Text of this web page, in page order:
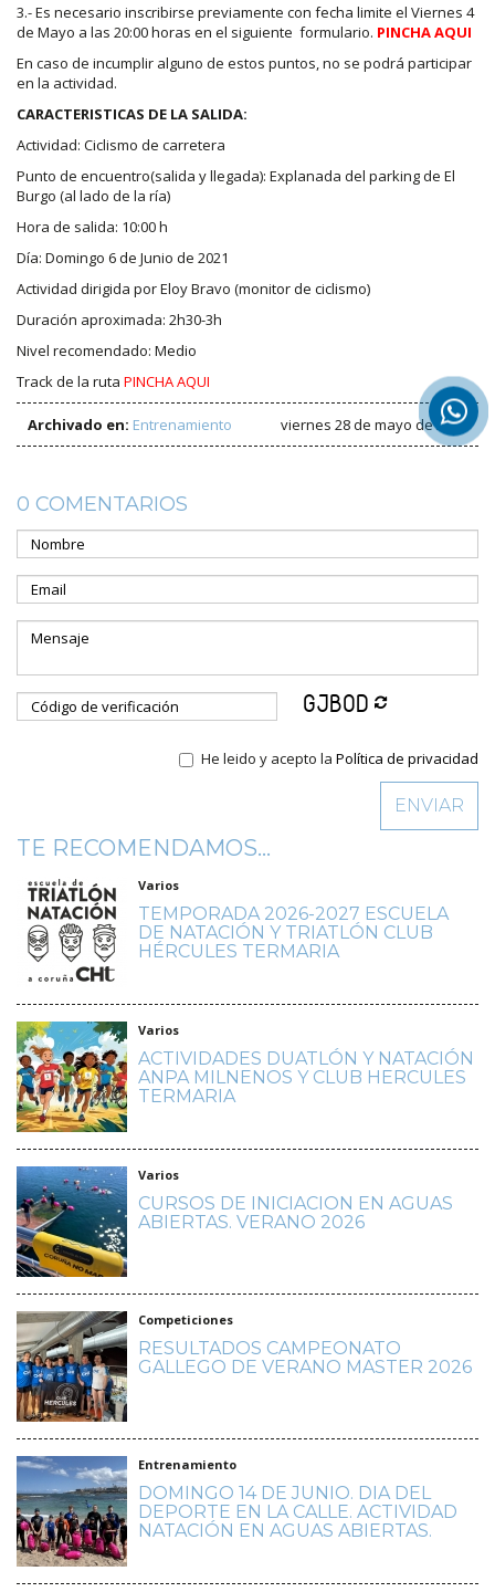
3.- Es necesario inscribirse previamente con fecha limite el Viernes 4
de Mayo a las 20:00 horas en el siguiente formulario. PINCHA AQUI
En caso de incumplir alguno de estos puntos, no se podrá participar
en la actividad.
CARACTERISTICAS DE LA SALIDA:
Actividad: Ciclismo de carretera
Punto de encuentro(salida y llegada): Explanada del parking de El
Burgo (al lado de la ría)
Hora de salida: 10:00 h
Día: Domingo 6 de Junio de 2021
Actividad dirigida por Eloy Bravo (monitor de ciclismo)
Duración aproximada: 2h30-3h
Nivel recomendado: Medio
Track de la ruta PINCHA AQUI
Archivado en: Entrenamiento viernes 28 de mayo de 2021
0 COMENTARIOS
He leido y acepto la Política de privacidad
TE RECOMENDAMOS...
Varios
TEMPORADA 2026-2027 ESCUELA
DE NATACIÓN Y TRIATLÓN CLUB
HÉRCULES TERMARIA
Varios
ACTIVIDADES DUATLÓN Y NATACIÓN
ANPA MILNENOS Y CLUB HERCULES
TERMARIA
Varios
CURSOS DE INICIACION EN AGUAS
ABIERTAS. VERANO 2026
Competiciones
RESULTADOS CAMPEONATO
GALLEGO DE VERANO MASTER 2026
Entrenamiento
DOMINGO 14 DE JUNIO. DIA DEL
DEPORTE EN LA CALLE. ACTIVIDAD
NATACIÓN EN AGUAS ABIERTAS.